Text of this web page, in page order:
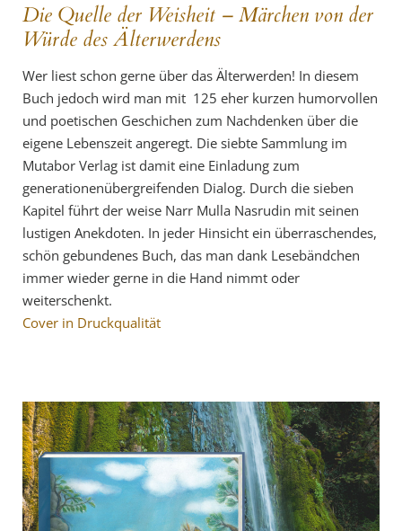
Die Quelle der Weisheit – Märchen von der
Würde des Älterwerdens
Wer liest schon gerne über das Älterwerden! In diesem
Buch jedoch wird man mit 125 eher kurzen humorvollen
und poetischen Geschichen zum Nachdenken über die
eigene Lebenszeit angeregt. Die siebte Sammlung im
Mutabor Verlag ist damit eine Einladung zum
generationenübergreifenden Dialog. Durch die sieben
Kapitel führt der weise Narr Mulla Nasrudin mit seinen
lustigen Anekdoten. In jeder Hinsicht ein überraschendes,
schön gebundenes Buch, das man dank Lesebändchen
immer wieder gerne in die Hand nimmt oder
weiterschenkt.
Cover in Druckqualität